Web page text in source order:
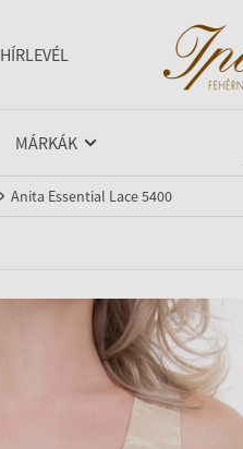
HÍRLEVÉL
MÁRKÁK
Anita Essential Lace 5400